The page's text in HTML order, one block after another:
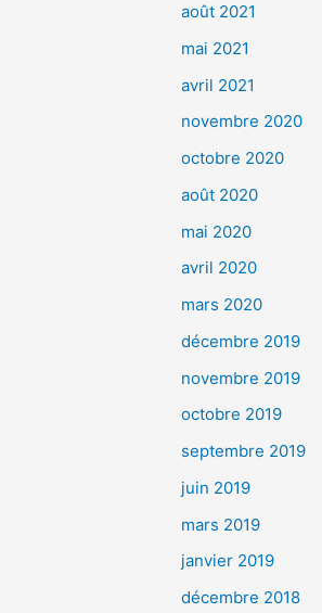
août 2021
mai 2021
avril 2021
novembre 2020
octobre 2020
août 2020
mai 2020
avril 2020
mars 2020
décembre 2019
novembre 2019
octobre 2019
septembre 2019
juin 2019
mars 2019
janvier 2019
décembre 2018